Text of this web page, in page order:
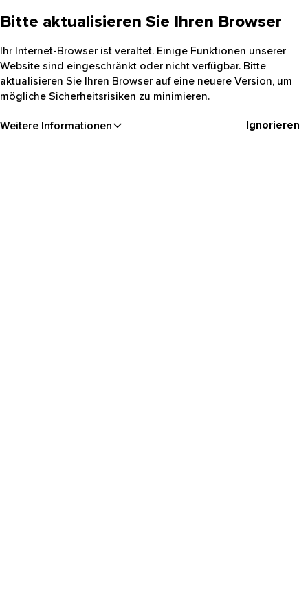
Bitte aktualisieren Sie Ihren Browser
Ihr Internet-Browser ist veraltet. Einige Funktionen unserer
Website sind eingeschränkt oder nicht verfügbar. Bitte
aktualisieren Sie Ihren Browser auf eine neuere Version, um
mögliche Sicherheitsrisiken zu minimieren.
Weitere Informationen Ignorieren